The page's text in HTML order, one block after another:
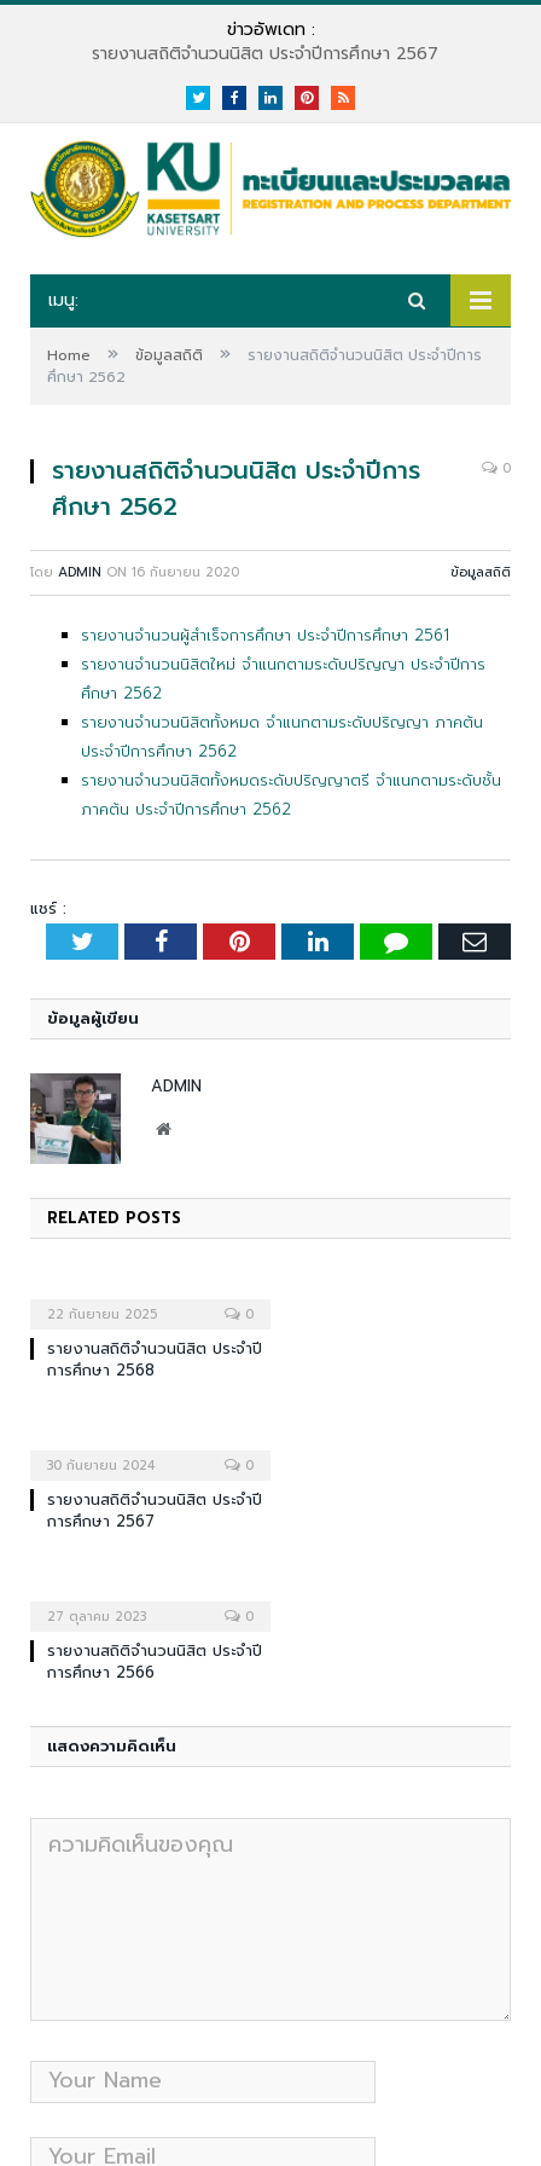
ข่าวอัพเดท :
รายงานสถิติจำนวนนิสิต ประจำปีการศึกษา 2567
TwitterFacebookLinkedInPinterestRSS
เมนู:
Home » ข้อมูลสถิติ »
รายงานสถิติจำนวนนิสิต ประจำปีการ
ศึกษา 2562
รายงานสถิติจำนวนนิสิต ประจำปีการ
ศึกษา 2562
0
โดย ADMIN ON 16 กันยายน 2020 ข้อมูลสถิติ
รายงานจำนวนผู้สำเร็จการศึกษา ประจำปีการศึกษา 2561
รายงานจำนวนนิสิตใหม่ จำแนกตามระดับปริญญา ประจำปีการ
ศึกษา 2562
รายงานจำนวนนิสิตทั้งหมด จำแนกตามระดับปริญญา ภาคต้น
ประจำปีการศึกษา 2562
รายงานจำนวนนิสิตทั้งหมดระดับปริญญาตรี จำแนกตามระดับชั้น
ภาคต้น ประจำปีการศึกษา 2562
แชร์ :
TwitterFacebookPinterestLinkedInTumblr
ข้อมูลผู้เขียน
ADMIN
Website
RELATED POSTS
22 กันยายน 2025 0
รายงานสถิติจำนวนนิสิต ประจำปี
การศึกษา 2568
30 กันยายน 2024 0
รายงานสถิติจำนวนนิสิต ประจำปี
การศึกษา 2567
27 ตุลาคม 2023 0
รายงานสถิติจำนวนนิสิต ประจำปี
การศึกษา 2566
แสดงความคิดเห็น